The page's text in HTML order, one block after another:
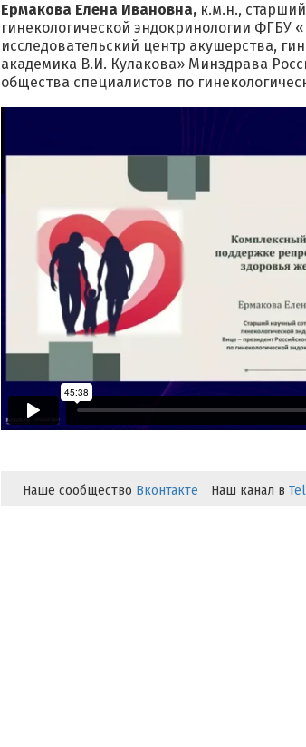
Ермакова Елена Ивановна, к.м.н.,
гинекологической эндокринологии
исследовательский центр акушерства,
академика В.И. Кулакова» Минздрава
общества специалистов по
Наше сообщество Вконтакте Наш канал в